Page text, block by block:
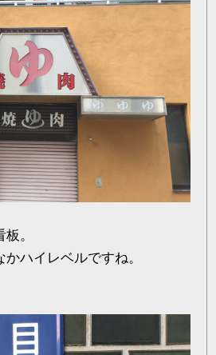
。
ハイレベルですね。